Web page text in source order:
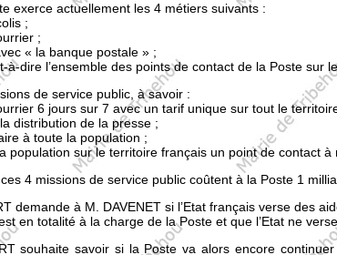
exerce actuellement les 4 métiers suivants :
;
;
« la banque postale » ;
à-dire l’ensemble des points de contact de la Poste sur
de service public, à savoir :
6 jours sur 7 avec un tarif unique sur tout le
distribution de la presse ;
à toute la population ;
population sur le territoire français un point de contact
4 missions de service public coûtent à la Poste 1
demande à M. DAVENET si l’Etat français verse des
en totalité à la charge de la Poste et que l’Etat ne
souhaite savoir si la Poste va alors encore